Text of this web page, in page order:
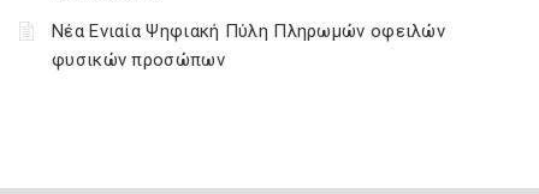
Νέα Ενιαία Ψηφιακή Πύλη Πληρωμών οφειλών
φυσικών προσώπων